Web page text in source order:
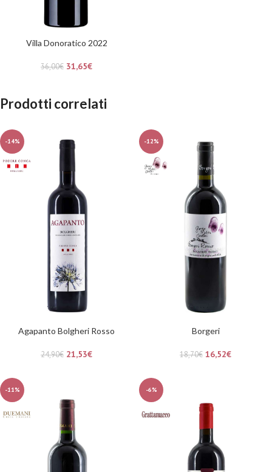
Villa Donoratico 2022
36,00€ 31,65€
Prodotti correlati
-14%
Agapanto Bolgheri Rosso
24,90€ 21,53€
-12%
Borgeri
18,70€ 16,52€
-11% -6%